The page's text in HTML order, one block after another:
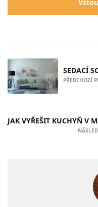
SEDACÍ
PŘEDCHOZÍ
JAK VYŘEŠIT KUCHYŇ V